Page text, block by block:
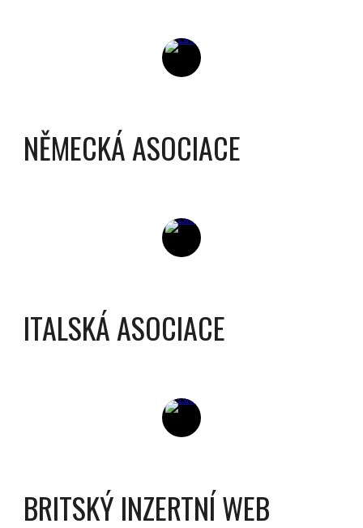
NĚMECKÁ ASOCIACE
ITALSKÁ ASOCIACE
BRITSKÝ INZERTNÍ WEB